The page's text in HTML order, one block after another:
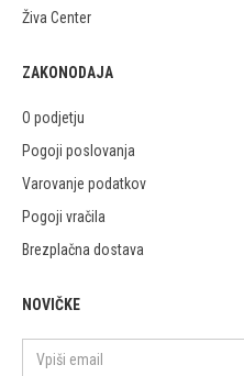
Živa Center
ZAKONODAJA
O podjetju
Pogoji poslovanja
Varovanje podatkov
Pogoji vračila
Brezplačna dostava
NOVIČKE